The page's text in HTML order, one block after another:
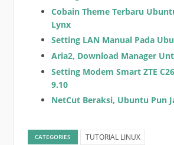
Cobain Theme Terbaru
Lynx
Setting LAN Manual Pada
Aria2, Download Manager
Setting Modem Smart ZTE
9.10
NetCut Beraksi, Ubuntu Pun
CATEGORIES TUTORIAL LINUX